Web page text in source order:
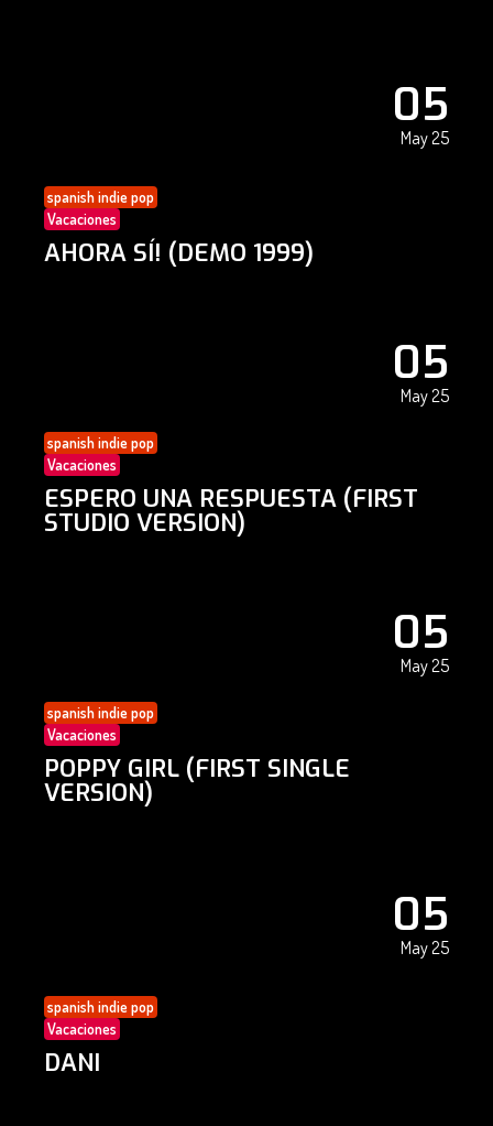
05
May 25
spanish indie pop
Vacaciones
AHORA SÍ! (DEMO 1999)
05
May 25
spanish indie pop
Vacaciones
ESPERO UNA RESPUESTA (FIRST
STUDIO VERSION)
05
May 25
spanish indie pop
Vacaciones
POPPY GIRL (FIRST SINGLE
VERSION)
05
May 25
spanish indie pop
Vacaciones
DANI